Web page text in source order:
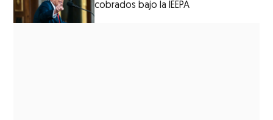
cobrados bajo la IEEPA